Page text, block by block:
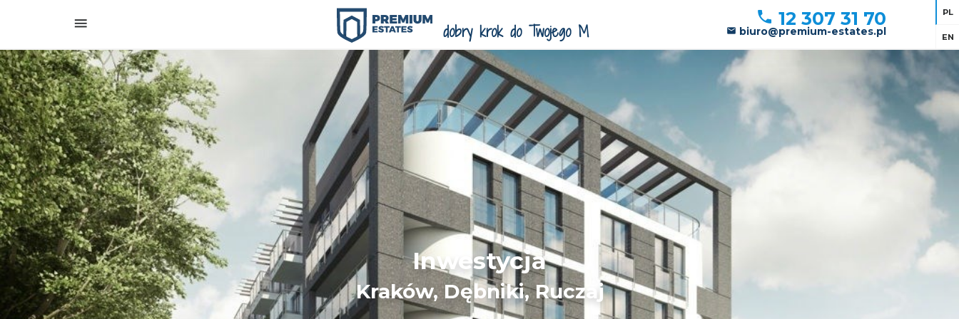
12 307 31 70
biuro@premium-estates.pl
PL
EN
Inwestycja
Kraków, Dębniki, Ruczaj